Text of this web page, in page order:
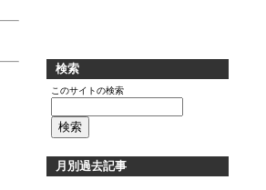
検索
このサイトの検索
月別過去記事